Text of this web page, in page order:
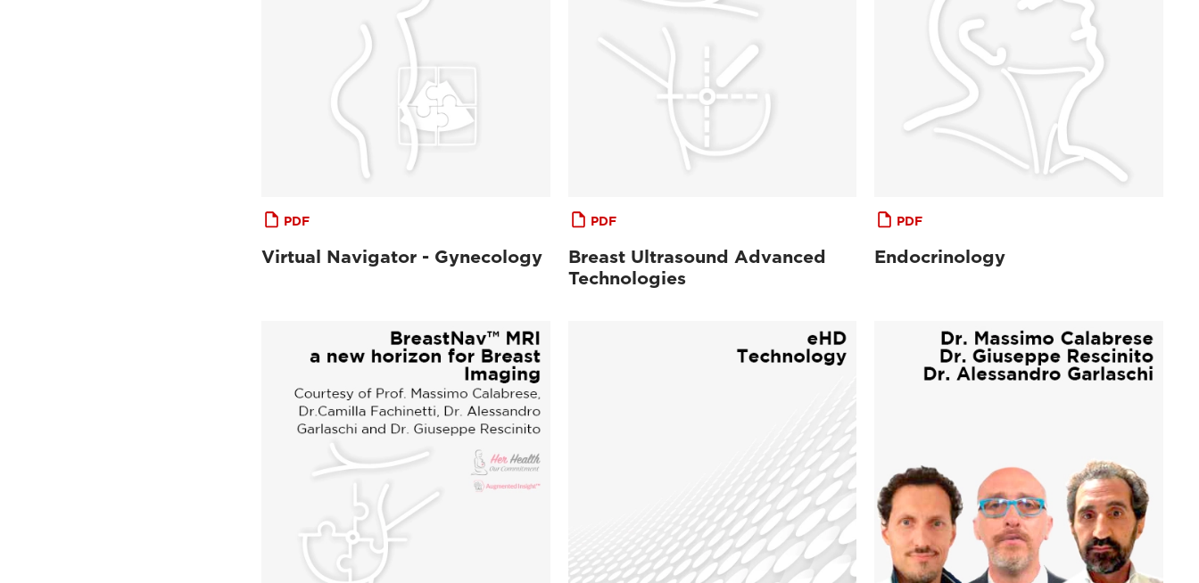
PDF
Virtual Navigator - Gynecology
PDF
Breast Ultrasound Advanced
Technologies
PDF
Endocrinology